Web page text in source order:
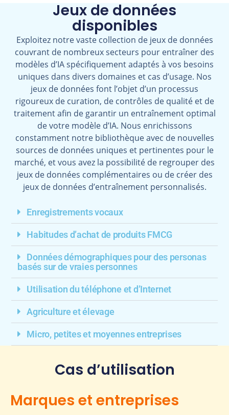
Jeux de données
disponibles
Exploitez notre vaste collection de jeux de données
couvrant de nombreux secteurs pour entraîner des
modèles d’IA spécifiquement adaptés à vos besoins
uniques dans divers domaines et cas d’usage. Nos
jeux de données font l’objet d’un processus
rigoureux de curation, de contrôles de qualité et de
traitement afin de garantir un entraînement optimal
de votre modèle d’IA. Nous enrichissons
constamment notre bibliothèque avec de nouvelles
sources de données uniques et pertinentes pour le
marché, et vous avez la possibilité de regrouper des
jeux de données complémentaires ou de créer des
jeux de données d’entraînement personnalisés.
Enregistrements vocaux
Habitudes d’achat de produits FMCG
Données démographiques pour des personas
basés sur de vraies personnes
Utilisation du téléphone et d’Internet
Agriculture et élevage
Micro, petites et moyennes entreprises
Cas d’utilisation
Marques et entreprises